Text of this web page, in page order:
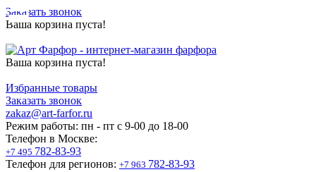
Заказать звонок
Ваша корзина пуста!
Ваша корзина пуста!
Избранные товары
Заказать звонок
zakaz@art-farfor.ru
Режим работы: пн - пт c 9-00 до 18-00
Телефон в Москве:
+7 495 782-83-93
Телефон для регионов: +7 963 782-83-93